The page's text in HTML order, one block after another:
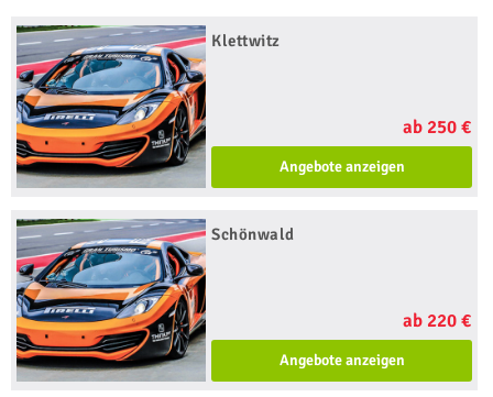
Klettwitz
ab 250 €
Angebote anzeigen
Schönwald
ab 220 €
Angebote anzeigen